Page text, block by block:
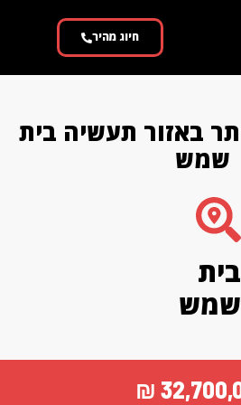
חיוג מהיר
באזור תעשיה בית
שמש
בית
שמש